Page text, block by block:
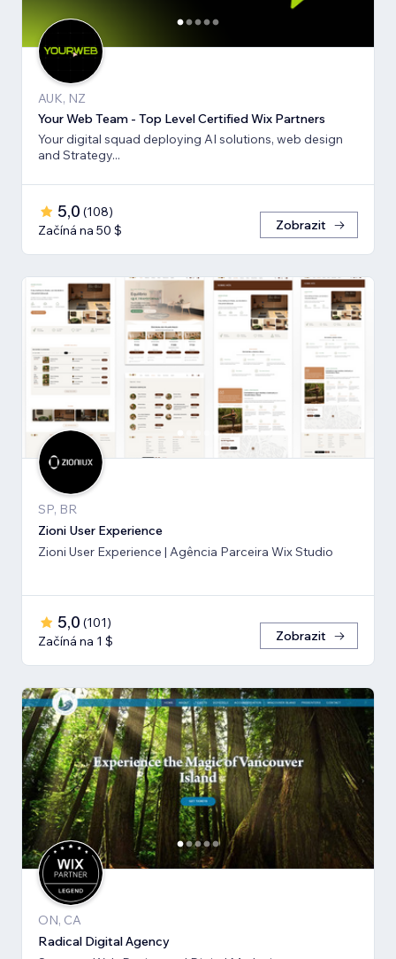
AUK, NZ
Your Web Team - Top Level Certified Wix Partners
Your digital squad deploying AI solutions, web design
and Strategy...
5,0 (108)
Začíná na 50 $
Zobrazit
SP, BR
Zioni User Experience
Zioni User Experience | Agência Parceira Wix Studio
5,0 (101)
Začíná na 1 $
Zobrazit
ON, CA
Radical Digital Agency